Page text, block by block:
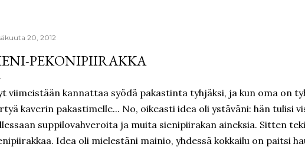
20, 2012
PEKONIPIIRAKKA
viimeistään kannattaa syödä pakastinta tyhjäksi, ja kun oma on
kaverin pakastimelle... No, oikeasti idea oli ystäväni: hän tulisi
suppilovahveroita ja muita sienipiirakan aineksia. Sitten
Idea oli mielestäni mainio, yhdessä kokkailu on paitsi